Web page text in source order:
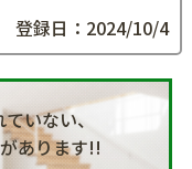
登録日：2024/10/4
いない、
あります!!